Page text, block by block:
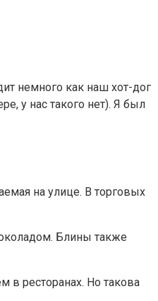
немного как наш хот-дог
у нас такого нет). Я был
на улице. В торговых
Блины также
в ресторанах. Но такова